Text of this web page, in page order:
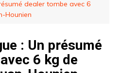
dealer tombe avec 6
Hounien
: Un présumé
6 kg de